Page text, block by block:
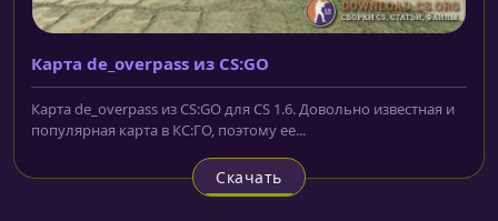
Карта de_overpass из CS:GO
Карта de_overpass из CS:GO для CS 1.6. Довольно известная и
популярная карта в КС:ГО, поэтому ее...
Скачать